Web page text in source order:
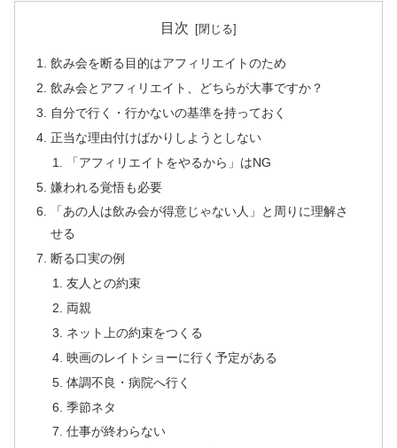
目次
飲み会を断る目的はアフィリエイトのため
飲み会とアフィリエイト、どちらが大事ですか？
自分で行く・行かないの基準を持っておく
正当な理由付けばかりしようとしない
「アフィリエイトをやるから」はNG
嫌われる覚悟も必要
「あの人は飲み会が得意じゃない人」と周りに理解さ
せる
断る口実の例
友人との約束
両親
ネット上の約束をつくる
映画のレイトショーに行く予定がある
体調不良・病院へ行く
季節ネタ
仕事が終わらない